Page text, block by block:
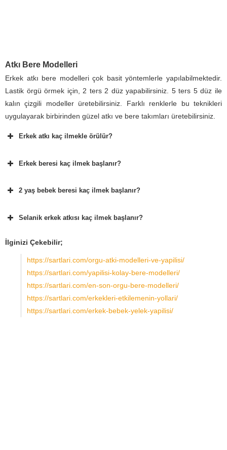
Atkı Bere Modelleri
Erkek atkı bere modelleri çok basit yöntemlerle yapılabilmektedir.
Lastik örgü örmek için, 2 ters 2 düz yapabilirsiniz. 5 ters 5 düz ile
kalın çizgili modeller üretebilirsiniz. Farklı renklerle bu teknikleri
uygulayarak birbirinden güzel atkı ve bere takımları üretebilirsiniz.
Erkek atkı kaç ilmekle örülür?
Erkek beresi kaç ilmek başlanır?
2 yaş bebek beresi kaç ilmek başlanır?
Selanik erkek atkısı kaç ilmek başlanır?
İlginizi Çekebilir;
https://sartlari.com/orgu-atki-modelleri-ve-yapilisi/
https://sartlari.com/yapilisi-kolay-bere-modelleri/
https://sartlari.com/en-son-orgu-bere-modelleri/
https://sartlari.com/erkekleri-etkilemenin-yollari/
https://sartlari.com/erkek-bebek-yelek-yapilisi/